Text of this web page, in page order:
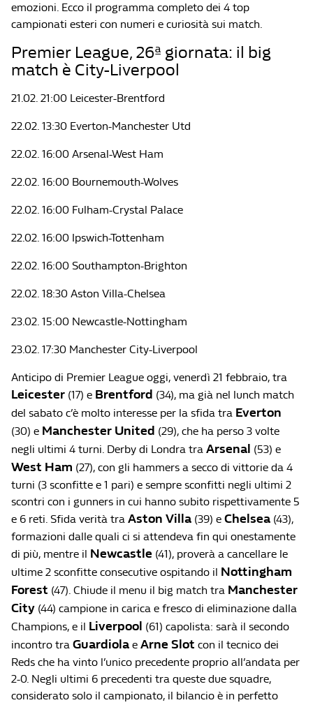
emozioni. Ecco il programma completo dei 4 top
campionati esteri con numeri e curiosità sui match.
Premier League, 26ª giornata: il big
match è City-Liverpool
21.02. 21:00 Leicester-Brentford
22.02. 13:30 Everton-Manchester Utd
22.02. 16:00 Arsenal-West Ham
22.02. 16:00 Bournemouth-Wolves
22.02. 16:00 Fulham-Crystal Palace
22.02. 16:00 Ipswich-Tottenham
22.02. 16:00 Southampton-Brighton
22.02. 18:30 Aston Villa-Chelsea
23.02. 15:00 Newcastle-Nottingham
23.02. 17:30 Manchester City-Liverpool
Anticipo di Premier League oggi, venerdì 21 febbraio, tra
Leicester (17) e Brentford (34), ma già nel lunch match
del sabato c’è molto interesse per la sfida tra Everton
(30) e Manchester United (29), che ha perso 3 volte
negli ultimi 4 turni. Derby di Londra tra Arsenal (53) e
West Ham (27), con gli hammers a secco di vittorie da 4
turni (3 sconfitte e 1 pari) e sempre sconfitti negli ultimi 2
scontri con i gunners in cui hanno subito rispettivamente 5
e 6 reti. Sfida verità tra Aston Villa (39) e Chelsea (43),
formazioni dalle quali ci si attendeva fin qui onestamente
di più, mentre il Newcastle (41), proverà a cancellare le
ultime 2 sconfitte consecutive ospitando il Nottingham
Forest (47). Chiude il menu il big match tra Manchester
City (44) campione in carica e fresco di eliminazione dalla
Champions, e il Liverpool (61) capolista: sarà il secondo
incontro tra Guardiola e Arne Slot con il tecnico dei
Reds che ha vinto l’unico precedente proprio all’andata per
2-0. Negli ultimi 6 precedenti tra queste due squadre,
considerato solo il campionato, il bilancio è in perfetto